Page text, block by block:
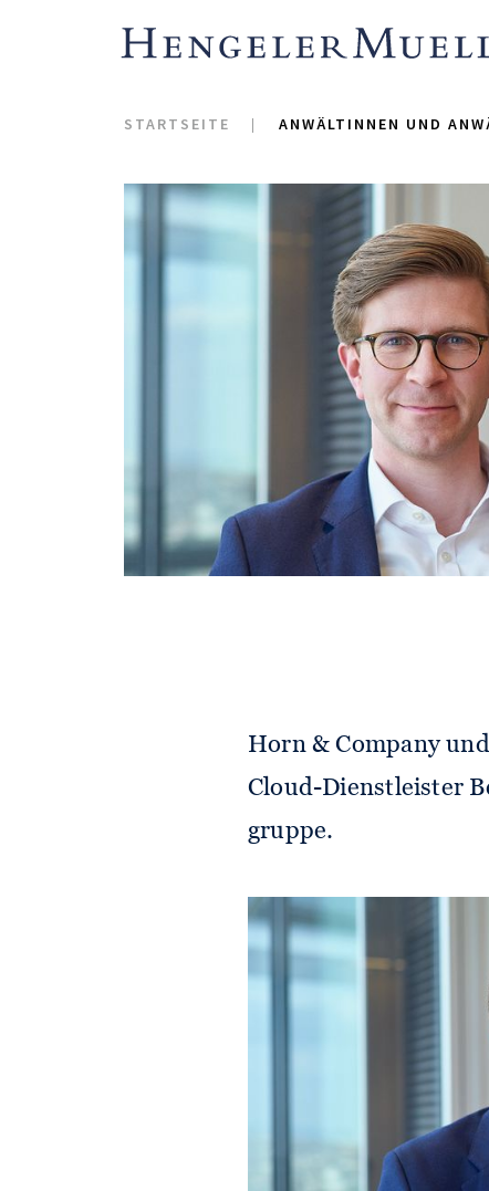
STARTSEITE ANWÄLTINNEN UND
Henning Hilke berät
zu syndizierten
Unternehmens- und
Finanzierungsfragen
Transaktionen sowie
Zu seinen jüngeren
Waterland Private
Erwerbs einer
Horn & Company
Cloud-Dienstleister
gruppe.